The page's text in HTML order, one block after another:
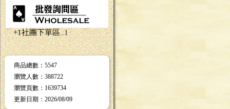
+1社團下單區...1
商品總數 ：5547
瀏覽人數 ： 388722
瀏覽頁數 ： 1639734
更新日期 ：2026/08/09